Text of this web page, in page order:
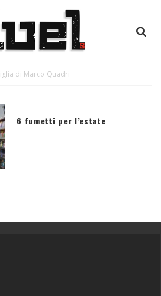
di Marco Quadri
6 fumetti per l’estate